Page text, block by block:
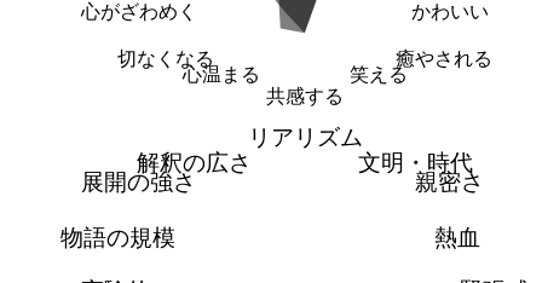
かわいい
癒やされる
笑える
共感する
心温まる
切なくなる
心がざわめく
リアリズム
文明・時代
親密さ
熱血
物語の規模
展開の強さ
解釈の広さ